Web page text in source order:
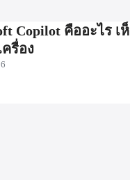
Copilot คืออะไร เ
รื่อง